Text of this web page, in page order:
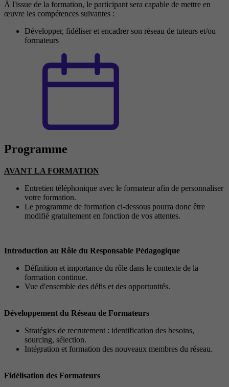
À l'issue de la formation, le participant sera capable de mettre en
œuvre les compétences suivantes :
Développer, fidéliser et encadrer son réseau de tuteurs et/ou
formateurs
Programme
AVANT LA FORMATION
Entretien téléphonique avec le formateur afin de personnaliser
votre formation.
Le programme de formation ci-dessous pourra donc être
modifié gratuitement en fonction de vos attentes.
Introduction au Rôle du Responsable Pédagogique
Définition et importance du rôle dans le contexte de la
formation continue.
Vue d'ensemble des défis et des opportunités.
Développement du Réseau de Formateurs
Stratégies de recrutement : identification des besoins,
sourcing, sélection.
Intégration et formation des nouveaux membres du réseau.
Fidélisation des Formateurs